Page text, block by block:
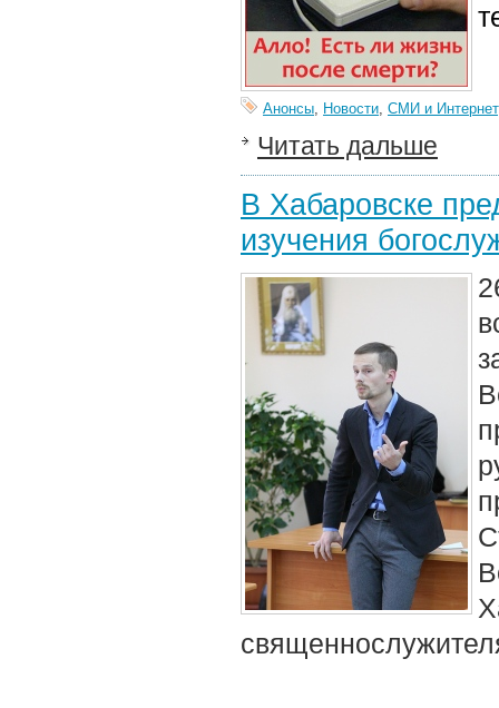
Анонсы, Новости, СМИ и Интернет
Читать дальше
В Хабаровске
изучения